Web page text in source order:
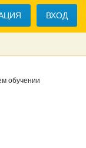
ВХОД
обучении